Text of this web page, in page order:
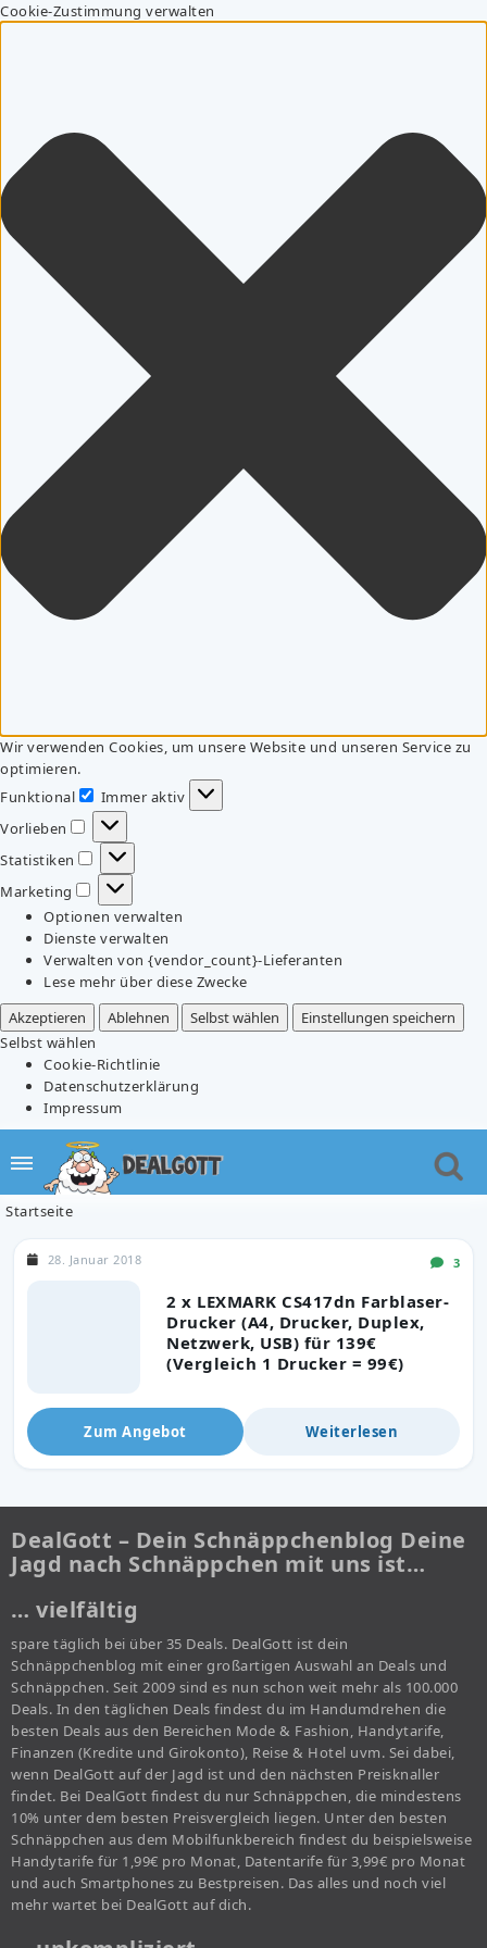
Cookie-Zustimmung verwalten
Wir verwenden Cookies, um unsere Website und unseren Service zu
optimieren.
Funktional
Funktional
Immer aktiv
Vorlieben
Vorlieben
Statistiken
Statistiken
Marketing
Marketing
Optionen verwalten
Dienste verwalten
Verwalten von {vendor_count}-Lieferanten
Lese mehr über diese Zwecke
Akzeptieren
Ablehnen Selbst wählen
Einstellungen speichern
Selbst wählen
Cookie-Richtlinie
Datenschutzerklärung
Impressum
Startseite
2 x LEXMARK CS417dn Farblaser-
Drucker (A4, Drucker, Duplex,
Netzwerk, USB) für 139€
(Vergleich 1 Drucker = 99€)
28. Januar 2018 3
Zum Angebot Weiterlesen
DealGott – Dein Schnäppchenblog Deine
Jagd nach Schnäppchen mit uns ist…
… vielfältig
spare täglich bei über 35 Deals. DealGott ist dein
Schnäppchenblog mit einer großartigen Auswahl an Deals und
Schnäppchen. Seit 2009 sind es nun schon weit mehr als 100.000
Deals. In den täglichen Deals findest du im Handumdrehen die
besten Deals aus den Bereichen Mode & Fashion, Handytarife,
Finanzen (Kredite und Girokonto), Reise & Hotel uvm. Sei dabei,
wenn DealGott auf der Jagd ist und den nächsten Preisknaller
findet. Bei DealGott findest du nur Schnäppchen, die mindestens
10% unter dem besten Preisvergleich liegen. Unter den besten
Schnäppchen aus dem Mobilfunkbereich findest du beispielsweise
Handytarife für 1,99€ pro Monat, Datentarife für 3,99€ pro Monat
und auch Smartphones zu Bestpreisen. Das alles und noch viel
mehr wartet bei DealGott auf dich.